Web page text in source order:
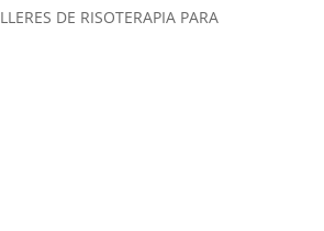
DE RISOTERAPIA PARA